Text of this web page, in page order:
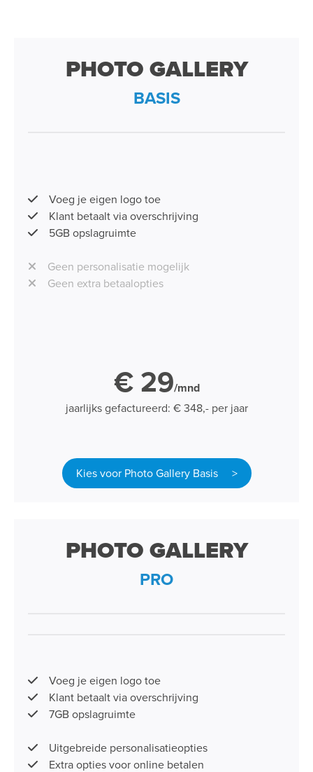
PHOTO GALLERY
BASIS
Voeg je eigen logo toe
Klant betaalt via overschrijving
5GB opslagruimte
Geen personalisatie mogelijk
Geen extra betaalopties
€ 29/mnd
jaarlijks gefactureerd: € 348,- per jaar
Kies voor Photo Gallery Basis >
PHOTO GALLERY
PRO
Voeg je eigen logo toe
Klant betaalt via overschrijving
7GB opslagruimte
Uitgebreide personalisatieopties
Extra opties voor online betalen